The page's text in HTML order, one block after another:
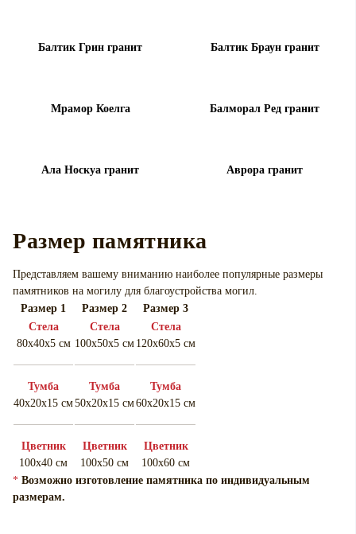
Балтик Грин гранит Балтик Браун гранит
Мрамор Коелга Балморал Ред гранит
Ала Носкуа гранит Аврора гранит
Размер памятника
Представляем вашему вниманию наиболее популярные размеры
памятников на могилу для благоустройства могил.
Размер 1
Размер 2
Размер 3
Cтела
80х40х5 см
Тумба
40х20х15 см
Цветник
100х40 см
Cтела
100х50х5 см
Тумба
50х20х15 см
Цветник
100х50 см
Cтела
120х60х5 см
Тумба
60х20х15 см
Цветник
100х60 см
* Возможно изготовление памятника по индивидуальным
размерам.